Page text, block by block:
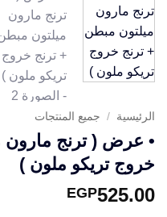
الرئيسية / جميع المنتجات
• عرض ( ترنج مارون
خروج تريكو ملون )
EGP525.00